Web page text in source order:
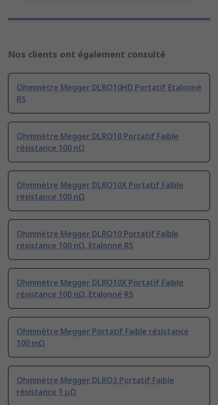
Nos clients ont également consulté
Ohmmètre Megger DLRO10HD Portatif Etalonné
RS
Ohmmètre Megger DLRO10 Portatif Faible
résistance 100 nΩ
Ohmmètre Megger DLRO10X Portatif Faible
résistance 100 nΩ
Ohmmètre Megger DLRO10 Portatif Faible
résistance 100 nΩ, Etalonné RS
Ohmmètre Megger DLRO10X Portatif Faible
résistance 100 nΩ, Etalonné RS
Ohmmètre Megger Portatif Faible résistance
100 mΩ
Ohmmètre Megger DLRO2 Portatif Faible
résistance 1 μΩ